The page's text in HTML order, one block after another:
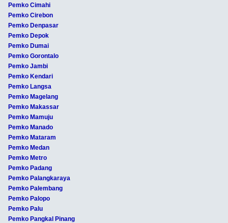
Pemko Cimahi
Pemko Cirebon
Pemko Denpasar
Pemko Depok
Pemko Dumai
Pemko Gorontalo
Pemko Jambi
Pemko Kendari
Pemko Langsa
Pemko Magelang
Pemko Makassar
Pemko Mamuju
Pemko Manado
Pemko Mataram
Pemko Medan
Pemko Metro
Pemko Padang
Pemko Palangkaraya
Pemko Palembang
Pemko Palopo
Pemko Palu
Pemko Pangkal Pinang